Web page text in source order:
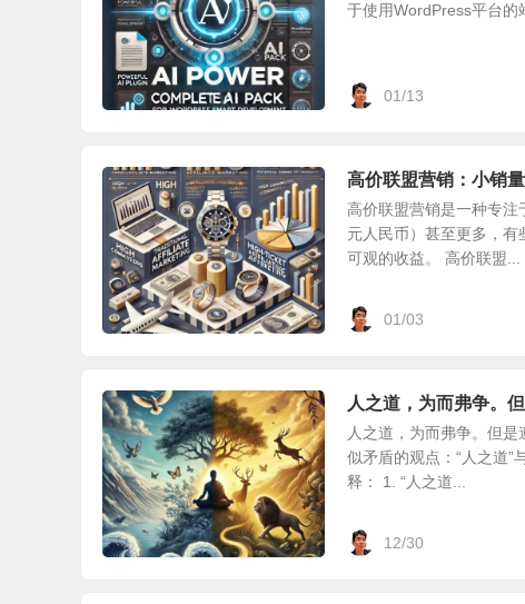
于使用WordPress平台的
01/13
高价联盟营销：小销
高价联盟营销是一种专
元人民币）甚至更多，
可观的收益。 高价联盟...
01/03
人之道，为而弗争。
人之道，为而弗争。但
似矛盾的观点：“人之道”
释： 1. “人之道...
12/30